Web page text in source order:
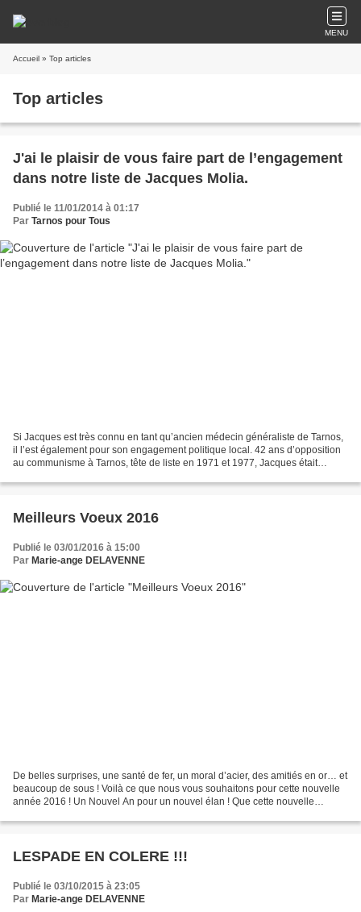
MENU
Accueil » Top articles
Top articles
J'ai le plaisir de vous faire part de l’engagement
dans notre liste de Jacques Molia.
Publié le 11/01/2014 à 01:17
Par Tarnos pour Tous
Si Jacques est très connu en tant qu’ancien médecin généraliste de Tarnos,
il l’est également pour son engagement politique local. 42 ans d’opposition
au communisme à Tarnos, tête de liste en 1971 et 1977, Jacques était
Meilleurs Voeux 2016
Publié le 03/01/2016 à 15:00
Par Marie-ange DELAVENNE
De belles surprises, une santé de fer, un moral d’acier, des amitiés en or… et
beaucoup de sous ! Voilà ce que nous vous souhaitons pour cette nouvelle
année 2016 ! Un Nouvel An pour un nouvel élan ! Que cette nouvelle
LESPADE EN COLERE !!!
Publié le 03/10/2015 à 23:05
Par Marie-ange DELAVENNE